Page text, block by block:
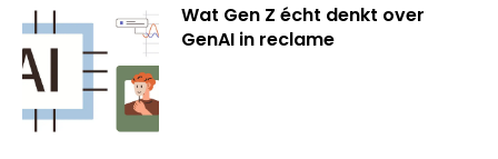
Wat Gen Z écht denkt over
GenAI in reclame